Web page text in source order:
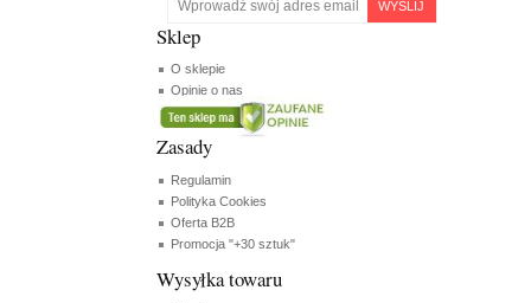
WYŚLIJ
Sklep
O sklepie
Opinie o nas
Zasady
Regulamin
Polityka Cookies
Oferta B2B
Promocja "+30 sztuk"
Wysyłka towaru